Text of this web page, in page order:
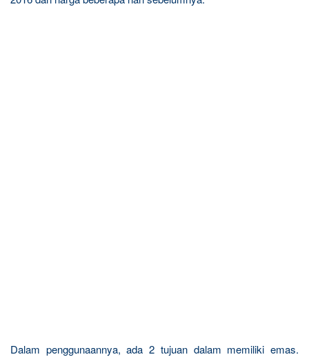
Dalam penggunaannya, ada 2 tujuan dalam memiliki emas.